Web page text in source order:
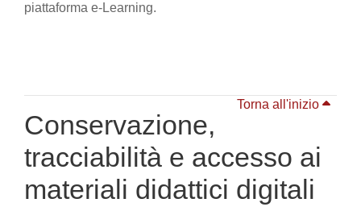
piattaforma e-Learning.
Torna all'inizio
Conservazione,
tracciabilità e accesso ai
materiali didattici digitali